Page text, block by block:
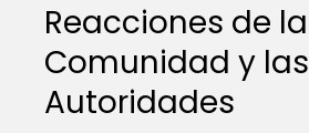
Reacciones de la
Comunidad y las
Autoridades